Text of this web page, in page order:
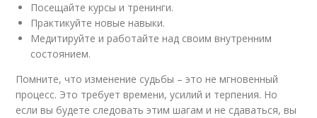
Посещайте курсы и тренинги.
Практикуйте новые навыки.
Медитируйте и работайте над своим внутренним
состоянием.
Помните, что изменение судьбы – это не мгновенный
процесс. Это требует времени, усилий и терпения. Но
если вы будете следовать этим шагам и не сдаваться, вы